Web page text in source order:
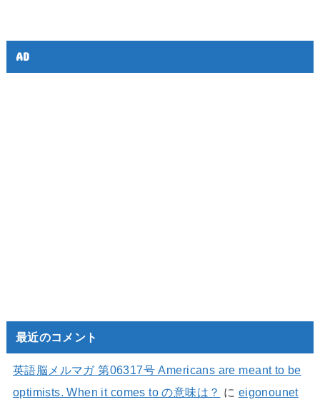
AD
最近のコメント
英語脳メルマガ 第06317号 Americans are meant to be
optimists. When it comes to の意味は？ に eigonounet